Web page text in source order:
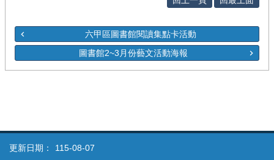
六甲區圖書館閱讀集點卡活動
圖書館2~3月份藝文活動海報
更新日期：
115-08-07